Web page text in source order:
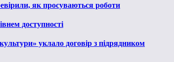
як просуваються роботи
доступності
уклало договір з підрядником